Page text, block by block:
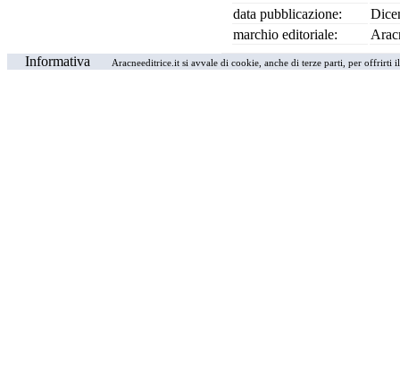
data pubblicazione:
marchio editoriale:
Informativa
Aracneeditrice.it si avvale di cookie, anche di terze parti, per